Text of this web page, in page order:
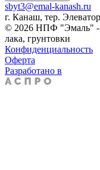
sbyt3@emal-kanash.ru
г. Канаш, тер.
© 2026 НПФ "Эмаль" -
лака, грунтовки
Конфиденциальность
Оферта
Разработано в